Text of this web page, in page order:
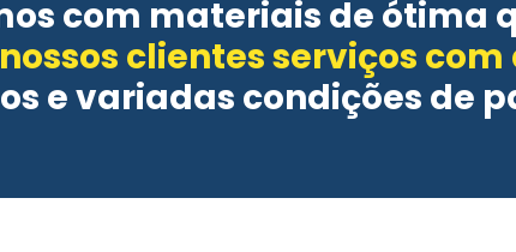
com materiais de ótima
clientes serviços
e variadas condições de